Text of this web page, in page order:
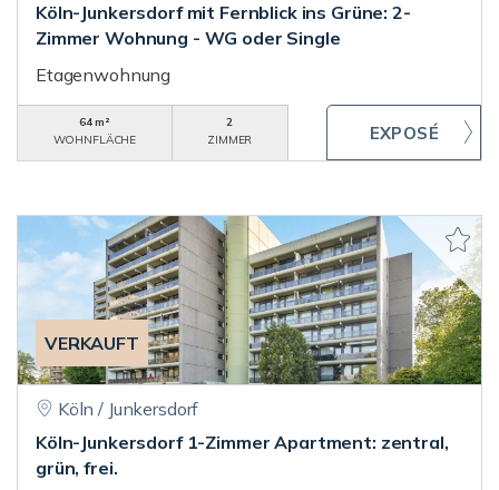
Köln-Junkersdorf mit Fernblick ins Grüne: 2-
Zimmer Wohnung - WG oder Single
Etagenwohnung
64 m²
WOHNFLÄCHE
2
ZIMMER
VERKAUFT
Köln / Junkersdorf
Köln-Junkersdorf 1-Zimmer Apartment: zentral,
grün, frei.